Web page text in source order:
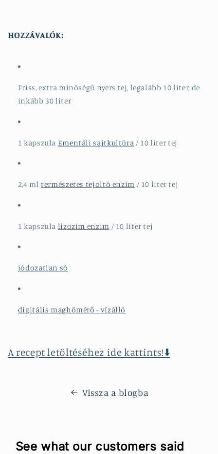
HOZZÁVALÓK:
Friss, extra minőségű nyers tej, legalább 10 liter, de
inkább 30 liter
1 kapszula Ementáli sajtkultúra / 10 liter tej
2,4 mltermészetes tejoltó enzim / 10 liter tej
1 kapszula lizozim enzim / 10 liter tej
jódozatlan só
digitális maghőmérő - vízálló
A recept letöltéséhez ide kattints!⬇️
Vissza a blogba
See what our customers said